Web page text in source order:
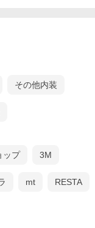
紙、それがwa
ために、上品なも
エッジの効いたも
広いデザインを取
演出することもで
その他内装
ップ 3M
mt RESTA